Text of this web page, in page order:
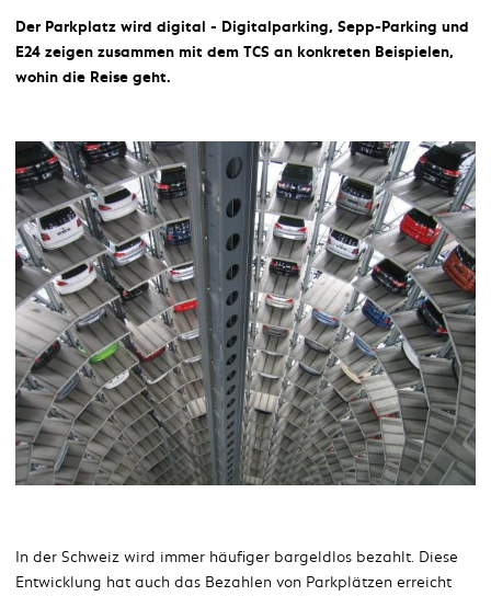
Der Parkplatz wird digital - Digitalparking, Sepp-Parking und
E24 zeigen zusammen mit dem TCS an konkreten Beispielen,
wohin die Reise geht.
In der Schweiz wird immer häufiger bargeldlos bezahlt. Diese
Entwicklung hat auch das Bezahlen von Parkplätzen erreicht